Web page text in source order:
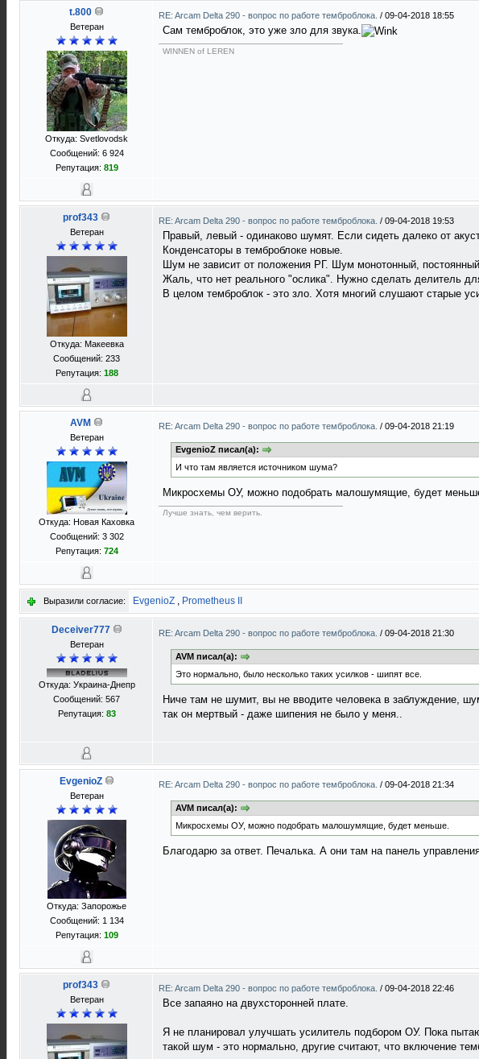
t.800
Ветеран
Откуда: Svetlovodsk
Сообщений: 6 924
Репутация: 819
RE: Arcam Delta 290 - вопрос по работе темброблока. / 09-04-2018 18:55
Сам темброблок, это уже зло для звука.
WINNEN of LEREN
prof343
Ветеран
Откуда: Макеевка
Сообщений: 233
Репутация: 188
RE: Arcam Delta 290 - вопрос по работе темброблока. / 09-04-2018 19:53
Правый, левый - одинаково шумят. Если сидеть далеко от
Конденсаторы в темброблоке новые.
Шум не зависит от положения РГ. Шум монотонный,
Жаль, что нет реального "ослика". Нужно сделать делитель
В целом темброблок - это зло. Хотя многий слушают старые
AVM
Ветеран
Откуда: Новая Каховка
Сообщений: 3 302
Репутация: 724
RE: Arcam Delta 290 - вопрос по работе темброблока. / 09-04-2018 21:19
EvgenioZ писал(а):
И что там является источником шума?
Микросхемы ОУ, можно подобрать малошумящие, будет
Лучше знать, чем верить.
Выразили согласие: EvgenioZ , Prometheus II
Deceiver777
Ветеран
Откуда: Украина-Днепр
Сообщений: 567
Репутация: 83
RE: Arcam Delta 290 - вопрос по работе темброблока. / 09-04-2018 21:30
AVM писал(а):
Это нормально, было несколько таких усилков - шипят все.
Ниче там не шумит, вы не вводите человека в заблуждение,
так он мертвый - даже шипения не было у меня..
EvgenioZ
Ветеран
Откуда: Запорожье
Сообщений: 1 134
Репутация: 109
RE: Arcam Delta 290 - вопрос по работе темброблока. / 09-04-2018 21:34
AVM писал(а):
Микросхемы ОУ, можно подобрать малошумящие, будет меньше.
Благодарю за ответ. Печалька. А они там на панель
prof343
Ветеран
RE: Arcam Delta 290 - вопрос по работе темброблока. / 09-04-2018 22:46
Все запаяно на двухсторонней плате.
Я не планировал улучшать усилитель подбором ОУ. Пока
такой шум - это нормально, другие считают, что включение